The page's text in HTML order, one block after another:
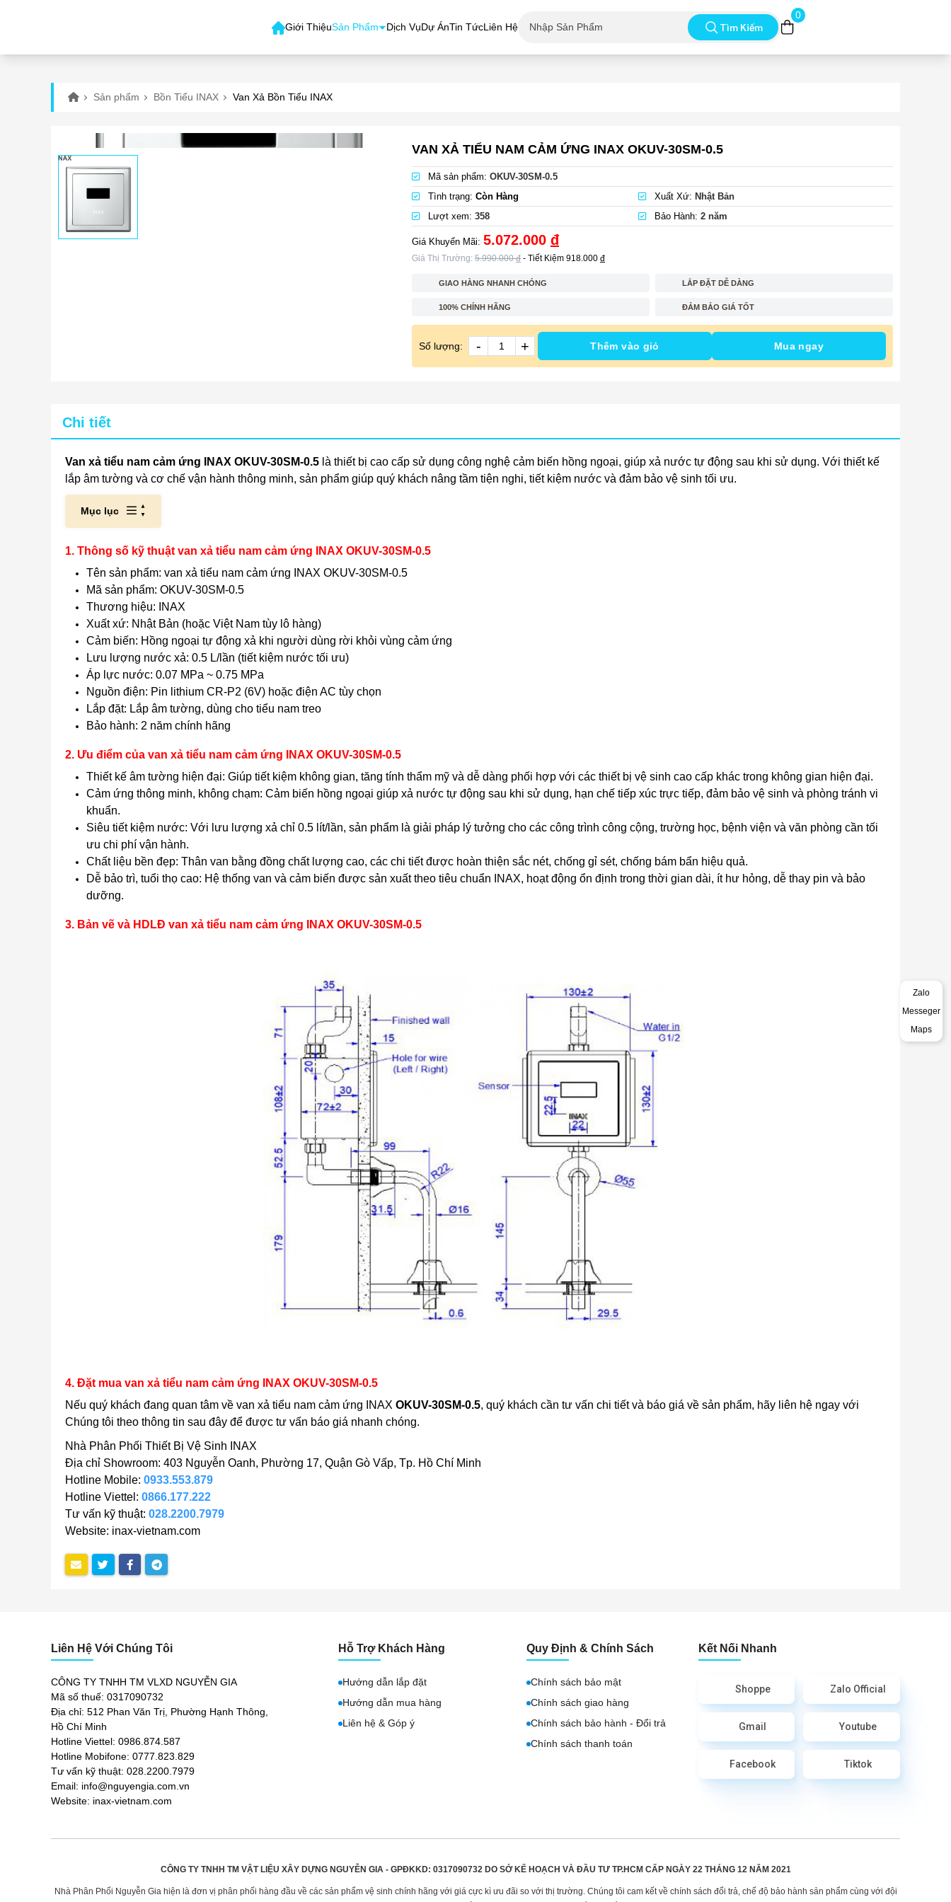
Giới ThiệuSản Phẩm Dịch VụDự ÁnTin TứcLiên Hệ Tìm Kiếm
0
Sản phẩm Bồn Tiểu INAX Van Xả Bồn Tiểu INAX
VAN XẢ TIỂU NAM CẢM ỨNG INAX OKUV-30SM-0.5
Mã sản phẩm: OKUV-30SM-0.5
Tình trạng: Còn Hàng Xuất Xứ: Nhật Bản
Lượt xem: 358 Bảo Hành: 2 năm
Giá Khuyến Mãi: 5.072.000 đ
Giá Thị Trường: 5.990.000đ - Tiết Kiệm 918.000 đ
GIAO HÀNG NHANH CHÓNG LẮP ĐẶT DỄ DÀNG
100% CHÍNH HÃNG ĐẢM BẢO GIÁ TỐT
Số lượng: - + Thêm vào giỏ Mua ngay
Chi tiết
Van xả tiểu nam cảm ứng INAX OKUV-30SM-0.5 là thiết bị cao cấp sử dụng công nghệ cảm biến hồng ngoại, giúp xả nước tự động sau khi sử dụng. Với thiết kế
lắp âm tường và cơ chế vận hành thông minh, sản phẩm giúp quý khách nâng tầm tiện nghi, tiết kiệm nước và đảm bảo vệ sinh tối ưu.
Mục lục
1. Thông số kỹ thuật van xả tiểu nam cảm ứng INAX OKUV-30SM-0.5
Tên sản phẩm: van xả tiểu nam cảm ứng INAX OKUV-30SM-0.5
Mã sản phẩm: OKUV-30SM-0.5
Thương hiệu: INAX
Xuất xứ: Nhật Bản (hoặc Việt Nam tùy lô hàng)
Cảm biến: Hồng ngoại tự động xả khi người dùng rời khỏi vùng cảm ứng
Lưu lượng nước xả: 0.5 L/lần (tiết kiệm nước tối ưu)
Áp lực nước: 0.07 MPa ~ 0.75 MPa
Nguồn điện: Pin lithium CR-P2 (6V) hoặc điện AC tùy chọn
Lắp đặt: Lắp âm tường, dùng cho tiểu nam treo
Bảo hành: 2 năm chính hãng
2. Ưu điểm của van xả tiểu nam cảm ứng INAX OKUV-30SM-0.5
Thiết kế âm tường hiện đại: Giúp tiết kiệm không gian, tăng tính thẩm mỹ và dễ dàng phối hợp với các thiết bị vệ sinh cao cấp khác trong không gian hiện đại.
Cảm ứng thông minh, không chạm: Cảm biến hồng ngoại giúp xả nước tự động sau khi sử dụng, hạn chế tiếp xúc trực tiếp, đảm bảo vệ sinh và phòng tránh vi
khuẩn.
Siêu tiết kiệm nước: Với lưu lượng xả chỉ 0.5 lít/lần, sản phẩm là giải pháp lý tưởng cho các công trình công cộng, trường học, bệnh viện và văn phòng cần tối
ưu chi phí vận hành.
Chất liệu bền đẹp: Thân van bằng đồng chất lượng cao, các chi tiết được hoàn thiện sắc nét, chống gỉ sét, chống bám bẩn hiệu quả.
Dễ bảo trì, tuổi thọ cao: Hệ thống van và cảm biến được sản xuất theo tiêu chuẩn INAX, hoạt động ổn định trong thời gian dài, ít hư hỏng, dễ thay pin và bảo
dưỡng.
3. Bản vẽ và HDLĐ van xả tiểu nam cảm ứng INAX OKUV-30SM-0.5
4. Đặt mua van xả tiểu nam cảm ứng INAX OKUV-30SM-0.5
Nếu quý khách đang quan tâm về van xả tiểu nam cảm ứng INAX OKUV-30SM-0.5, quý khách cần tư vấn chi tiết và báo giá về sản phẩm, hãy liên hệ ngay với
Chúng tôi theo thông tin sau đây để được tư vấn báo giá nhanh chóng.
Nhà Phân Phối Thiết Bị Vệ Sinh INAX
Địa chỉ Showroom: 403 Nguyễn Oanh, Phường 17, Quận Gò Vấp, Tp. Hồ Chí Minh
Hotline Mobile: 0933.553.879
Hotline Viettel: 0866.177.222
Tư vấn kỹ thuật: 028.2200.7979
Website: inax-vietnam.com
Liên Hệ Với Chúng Tôi
CÔNG TY TNHH TM VLXD NGUYỄN GIA
Mã số thuế: 0317090732
Địa chỉ: 512 Phan Văn Trị, Phường Hạnh Thông,
Hồ Chí Minh
Hotline Viettel: 0986.874.587
Hotline Mobifone: 0777.823.829
Tư vấn kỹ thuật: 028.2200.7979
Email: info@nguyengia.com.vn
Website: inax-vietnam.com
Hỗ Trợ Khách Hàng
Hướng dẫn lắp đặt
Hướng dẫn mua hàng
Liên hệ & Góp ý
Quy Định & Chính Sách
Chính sách bảo mật
Chính sách giao hàng
Chính sách bảo hành - Đổi trả
Chính sách thanh toán
Kết Nối Nhanh
Shoppe Zalo Official
Gmail Youtube
Facebook Tiktok
CÔNG TY TNHH TM VẬT LIỆU XÂY DỰNG NGUYỄN GIA - GPĐKKD: 0317090732 DO SỞ KẾ HOẠCH VÀ ĐẦU TƯ TP.HCM CẤPNGÀY 22 THÁNG 12 NĂM 2021
Nhà Phân Phối Nguyễn Gia hiện là đơn vị phân phối hàng đầu về các sản phẩm vệ sinh chính hãng với giá cực kì ưu đãi so với thị trường. Chúng tôi cam kết về chính sách đổi trả, chế độ bảo hành sản phẩm cùng với đội
Zalo
Messeger
Maps